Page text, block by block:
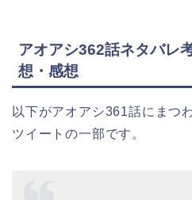
アオアシ362話ネタバレ
想・感想
以下がアオアシ361話にまつ
ツイートの一部です。